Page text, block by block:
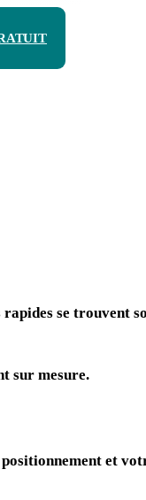
se trouvent
sur mesure.
et